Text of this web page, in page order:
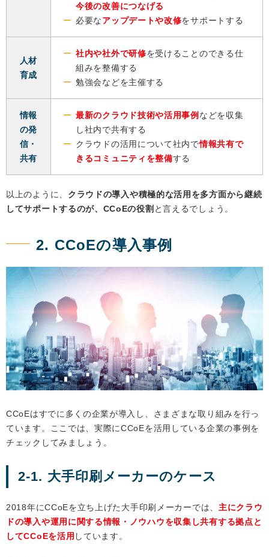
今後の改善につなげる
必要なアップデートや改修をサポートする
人材
育成
社内や社外で研修を受けることのできる仕
組みを整備する
勉強会などを主催する
情報
の発
信・
共有
最新のクラウド技術や活用事例などを収集
し社内で共有する
クラウドの活用について社内で情報共有で
きるコミュニティを整備する
以上のように、 クラウドの導入や積極的な活用を多方面から継続
してサポートするのが、CCoEの役割と言えるでしょう。
2. CCoEの導入事例
CCoEはすでに多くの企業が導入し、さまざまな取り組みを行っ
ています。ここでは、実際にCCoEを活用している企業の事例を
チェックしてみましょう。
2-1. 大手印刷メーカーのケース
2018年にCCoEを立ち上げた大手印刷メーカーでは、 主にクラウ
ドの導入や運用に関する情報・ノウハウを収集し共有する拠点と
してCCoEを活用 しています。